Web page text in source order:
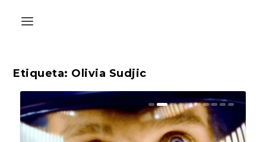
Etiqueta: Olivia Sudjic